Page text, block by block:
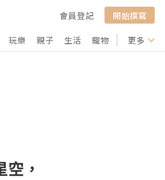
會員登記
開始撰寫
玩樂 親子 生活 寵物 行山 打卡
更多
，